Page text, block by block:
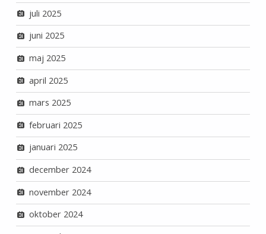
juli 2025
juni 2025
maj 2025
april 2025
mars 2025
februari 2025
januari 2025
december 2024
november 2024
oktober 2024